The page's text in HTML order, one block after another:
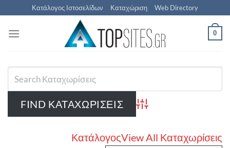
Μετάβαση
στο
περιεχόμενο
Κατάλογος Ιστοσελίδων Καταχώριση Web Directory
0
Advanced Search
ΚατάλογοςView All Καταχωρίσεις